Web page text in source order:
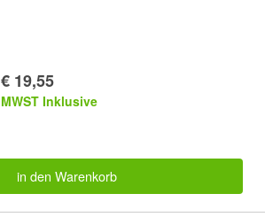
€ 19,55
MWST Inklusive
in den Warenkorb